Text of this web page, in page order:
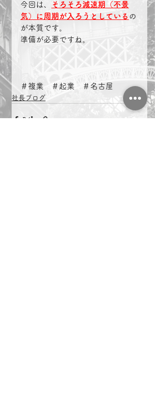
今回は、
そろそろ減速期（不景
気）に周期が入ろうとしている の
が本質です。
準備が必要ですね。
＃複業　＃起業　＃名古屋
社長ブログ